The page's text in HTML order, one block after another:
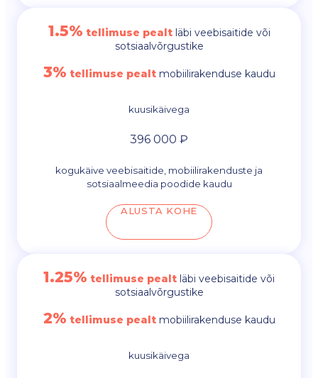
1.5% tellimuse pealtläbi veebisaitide või
sotsiaalvõrgustike
3% tellimuse pealtmobiilirakenduse kaudu
kuusikäivega
396 000 ₽
kogukäive veebisaitide, mobiilirakenduste ja
sotsiaalmeedia poodide kaudu
ALUSTA KOHE
1.25% tellimuse pealt läbi veebisaitide või
sotsiaalvõrgustike
2% tellimuse pealtmobiilirakenduse kaudu
kuusikäivega